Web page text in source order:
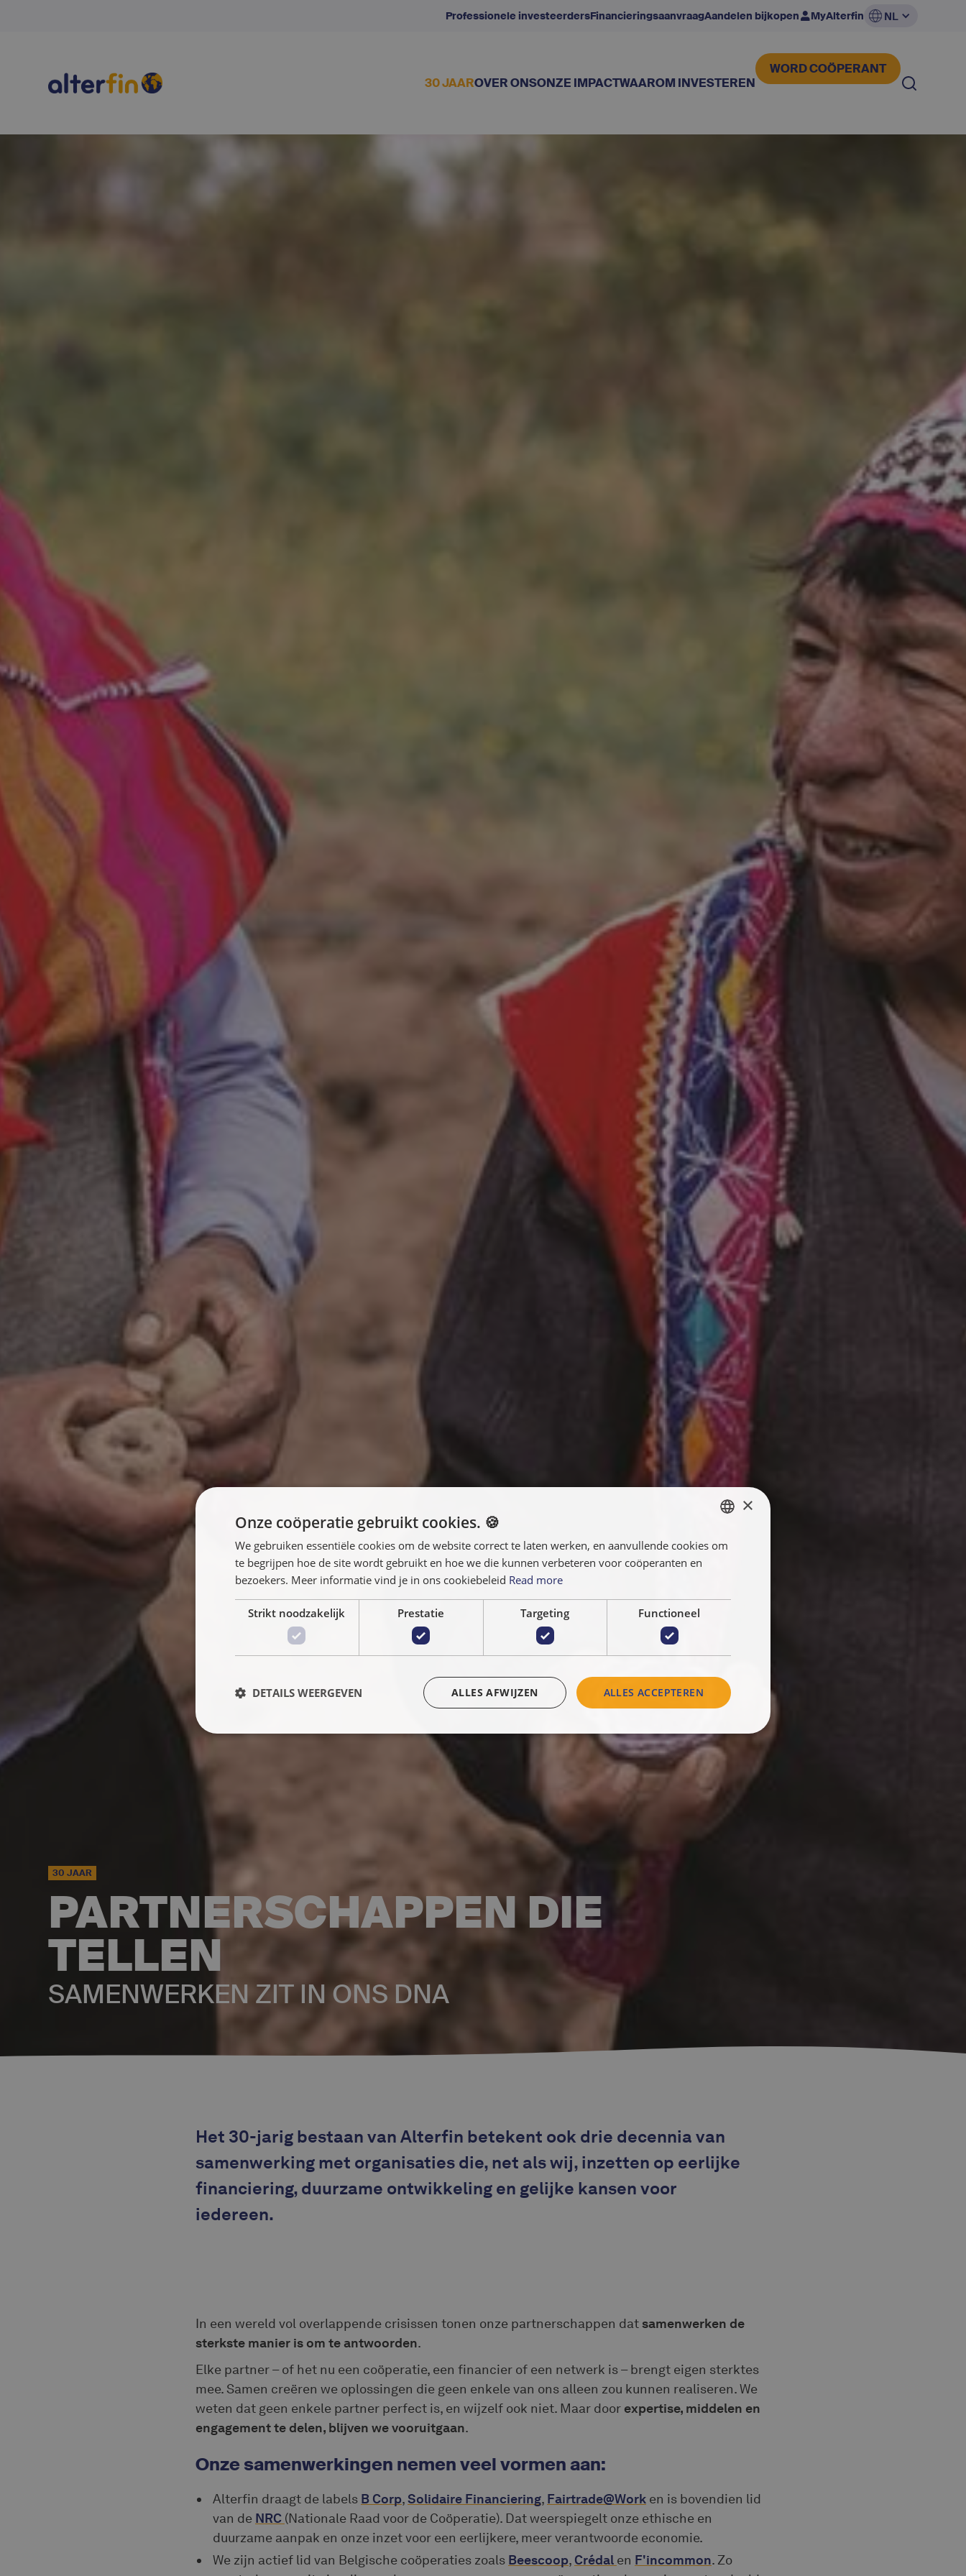
Professionele investeerdersFinancieringsaanvraagAandelen bijkopen MyAlterfin NL
30 JAAROVER ONSONZE IMPACTWAAROM INVESTEREN
WORD COÖPERANT
30 JAAR
PARTNERSCHAPPEN DIE
TELLEN
SAMENWERKEN ZIT IN ONS DNA
Het 30-jarig bestaan van Alterfin betekent ook drie decennia van
samenwerking met organisaties die, net als wij, inzetten op eerlijke
financiering, duurzame ontwikkeling en gelijke kansen voor
iedereen.
In een wereld vol overlappende crisissen tonen onze partnerschappen datsamenwerken de
sterkste manier is om te antwoorden.
Elke partner – of het nu een coöperatie, een financier of een netwerk is – brengt eigen sterktes
mee. Samen creëren we oplossingen die geen enkele van ons alleen zou kunnen realiseren. We
weten dat geen enkele partner perfect is, en wijzelf ook niet. Maar door expertise, middelen en
engagement te delen, blijven we vooruitgaan.
Onze samenwerkingen nemen veel vormen aan:
Alterfin draagt de labels B Corp,Solidaire Financiering, Fairtrade@Work en is bovendien lid
van de NRC (Nationale Raad voor de Coöperatie). Dat weerspiegelt onze ethische en
duurzame aanpak en onze inzet voor een eerlijkere, meer verantwoorde economie.
We zijn actief lid van Belgische coöperaties zoals Beescoop, Crédal en F'incommon. Zo
ENGLISH
FRANÇAIS
×
Onze coöperatie gebruikt cookies. 🍪
We gebruiken essentiële cookies om de website correct te laten werken, en aanvullende cookies om
te begrijpen hoe de site wordt gebruikt en hoe we die kunnen verbeteren voor coöperanten en
bezoekers. Meer informatie vind je in ons cookiebeleid Read more
Strikt noodzakelijk Prestatie Targeting Functioneel
ALLES ACCEPTEREN
ALLES AFWIJZEN
DETAILS WEERGEVEN